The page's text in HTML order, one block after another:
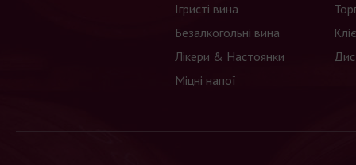
Ігристі вина
Безалкогольні вина
Лікери & Настоянки
Міцні напої